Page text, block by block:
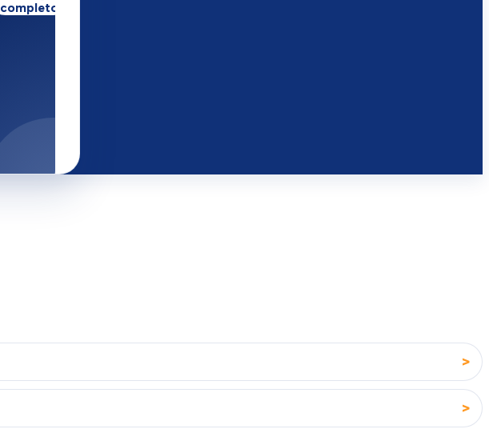
completo
>
>